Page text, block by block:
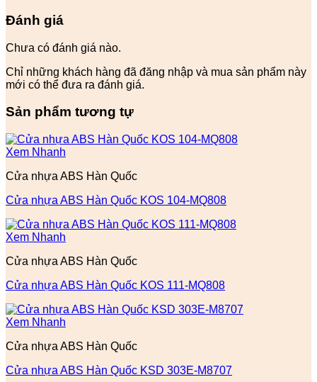
Đánh giá
Chưa có đánh giá nào.
Chỉ những khách hàng đã đăng nhập và mua sản phẩm này
mới có thể đưa ra đánh giá.
Sản phẩm tương tự
Xem Nhanh
Cửa nhựa ABS Hàn Quốc
Cửa nhựa ABS Hàn Quốc KOS 104-MQ808
Xem Nhanh
Cửa nhựa ABS Hàn Quốc
Cửa nhựa ABS Hàn Quốc KOS 111-MQ808
Xem Nhanh
Cửa nhựa ABS Hàn Quốc
Cửa nhựa ABS Hàn Quốc KSD 303E-M8707